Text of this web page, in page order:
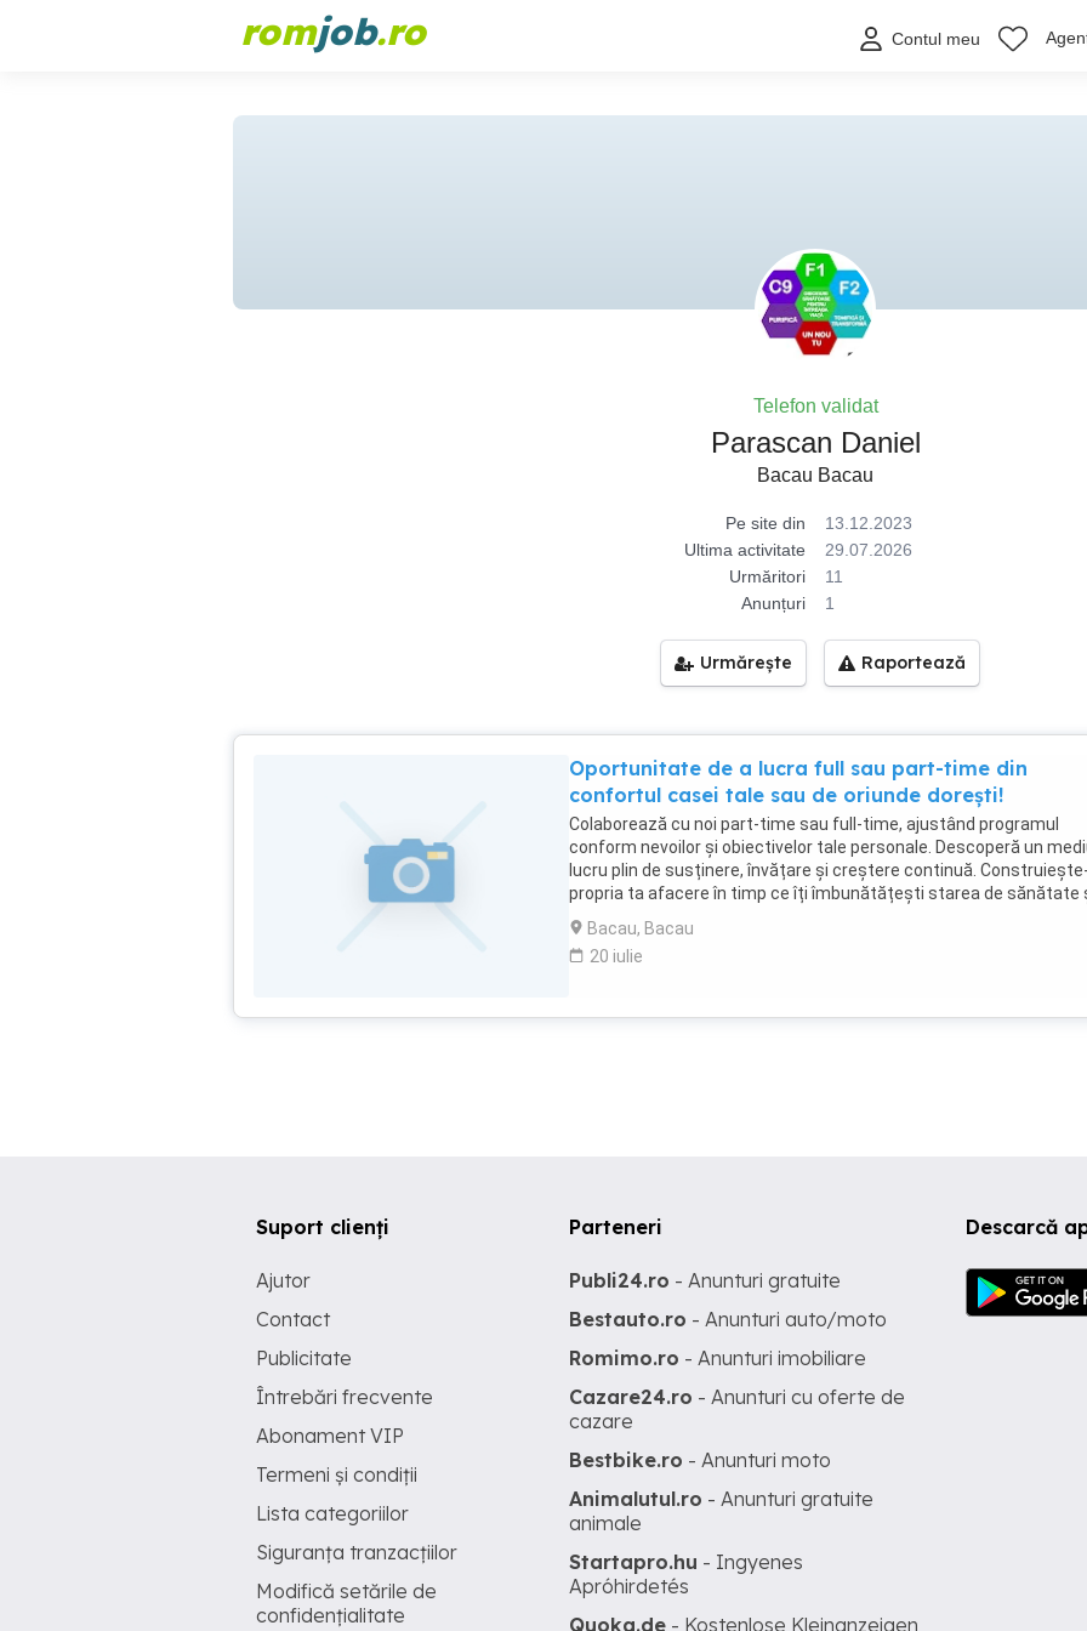
romjob.ro Contul meu
Telefon validat
Parascan Daniel
Bacau Bacau
Pe site din
13.12.2023
Ultima activitate
29.07.2026
Urmăritori
11
Anunțuri
1
Urmărește Raportează
Oportunitate de a lucra full sau part-time din
confortul casei tale sau de oriunde dorești!
Colaborează cu noi part-time sau full-time, ajustând programul
conform nevoilor și obiectivelor tale personale. Descoperă un
lucru plin de susținere, învățare și creștere continuă.
propria ta afacere în timp ce îți îmbunătățești starea de sănătate
bunăstare.
Bacau, Bacau
20 iulie
Descarcă
Suport clienți
Ajutor
Contact
Publicitate
Întrebări frecvente
Abonament VIP
Termeni și condiții
Lista categoriilor
Siguranța tranzacțiilor
Modifică setările de
confidențialitate
Parteneri
Publi24.ro - Anunturi gratuite
Bestauto.ro - Anunturi auto/moto
Romimo.ro - Anunturi imobiliare
Cazare24.ro - Anunturi cu oferte de
cazare
Bestbike.ro - Anunturi moto
Animalutul.ro - Anunturi gratuite
animale
Startapro.hu - Ingyenes
Apróhirdetés
Quoka.de - Kostenlose Kleinanzeigen